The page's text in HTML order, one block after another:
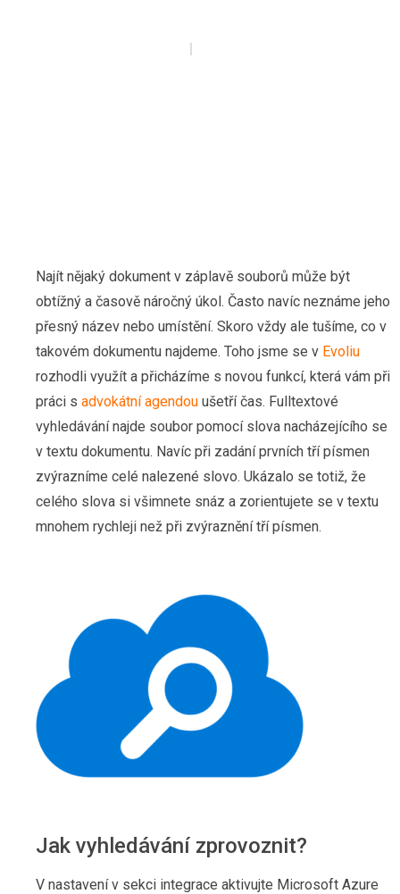
Najít nějaký dokument v záplavě souborů může být
obtížný a časově náročný úkol. Často navíc neznáme jeho
přesný název nebo umístění. Skoro vždy ale tušíme, co v
takovém dokumentu najdeme. Toho jsme se v Evoliu
rozhodli využít a přicházíme s novou funkcí, která vám při
práci s advokátní agendou ušetří čas. Fulltextové
vyhledávání najde soubor pomocí slova nacházejícího se
v textu dokumentu. Navíc při zadání prvních tří písmen
zvýrazníme celé nalezené slovo. Ukázalo se totiž, že
celého slova si všimnete snáz a zorientujete se v textu
mnohem rychleji než při zvýraznění tří písmen.
Jak vyhledávání zprovoznit?
V nastavení v sekci integrace aktivujte Microsoft Azure